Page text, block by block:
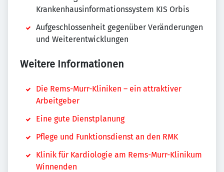
Krankenhausinformationssystem KIS Orbis
Aufgeschlossenheit gegenüber Veränderungen
und Weiterentwicklungen
Weitere Informationen
Die Rems-Murr-Kliniken – ein attraktiver
Arbeitgeber
Eine gute Dienstplanung
Pflege und Funktionsdienst an den RMK
Klinik für Kardiologie am Rems-Murr-Klinikum
Winnenden